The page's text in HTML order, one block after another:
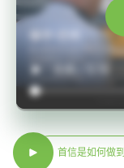
首信是如何做到